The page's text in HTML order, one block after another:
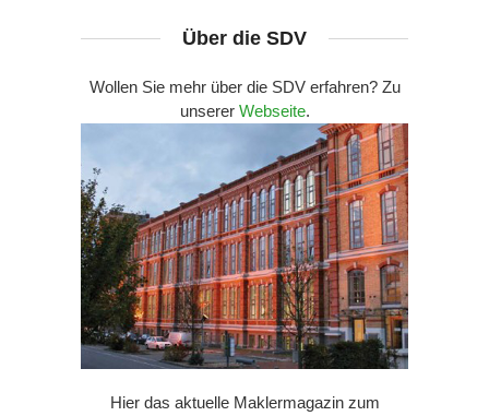
Über die SDV
Wollen Sie mehr über die SDV erfahren? Zu
unserer Webseite.
Hier das aktuelle Maklermagazin zum